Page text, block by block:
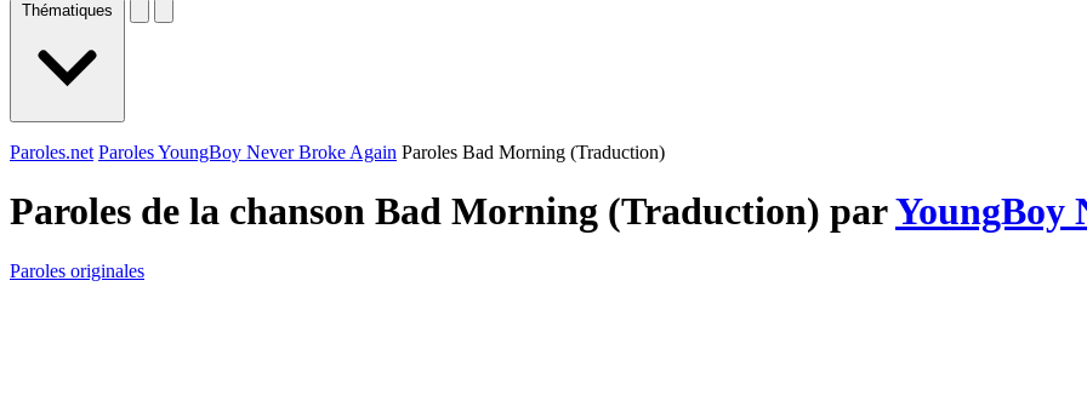
Thématiques
Paroles.net Paroles YoungBoy Never Broke Again Paroles Bad Morning (Traduction)
Paroles de la chanson Bad Morning (Traduction) parYoungBoy
Paroles originales